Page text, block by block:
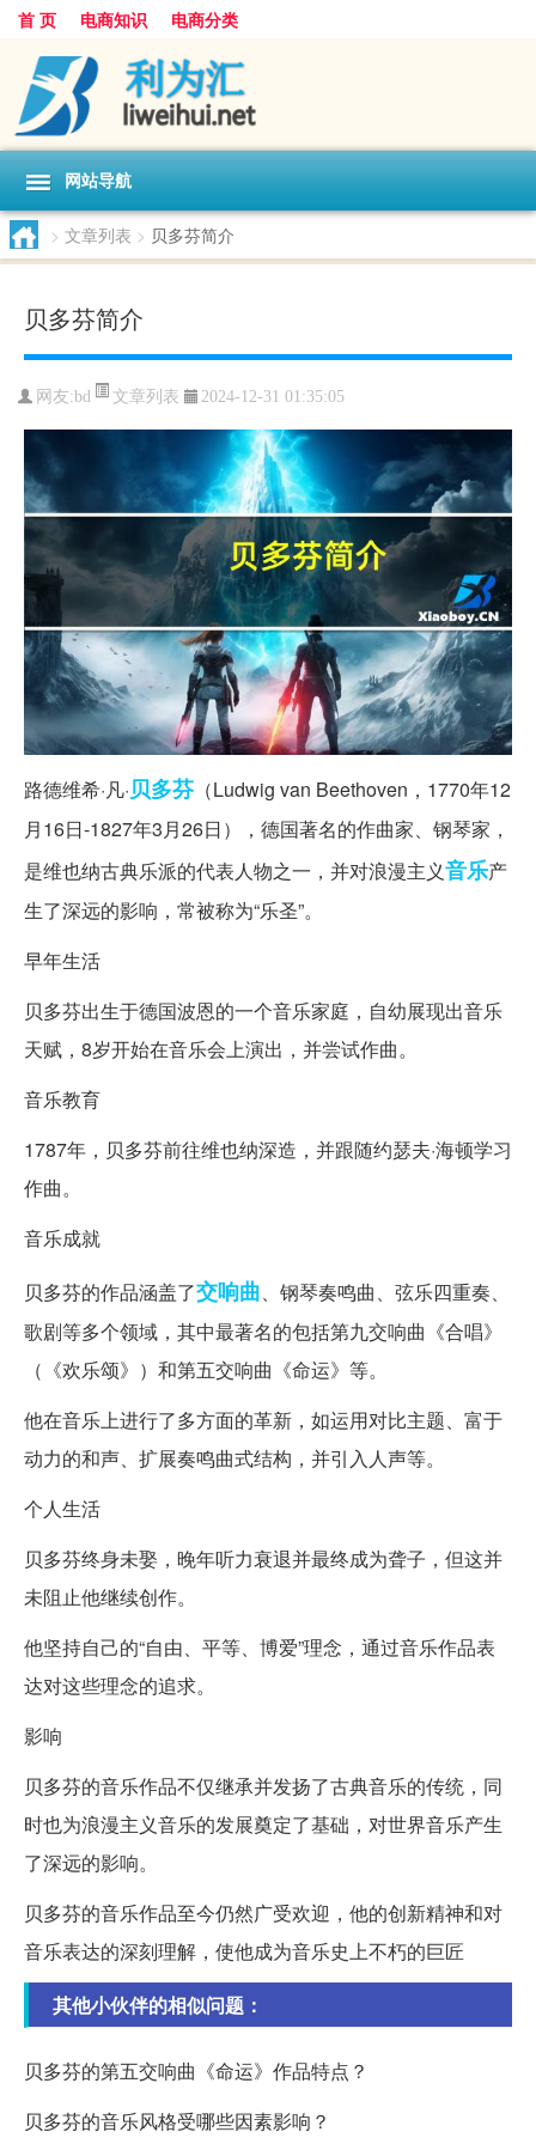
首 页 电商知识 电商分类
网站导航
> 文章列表 > 贝多芬简介
贝多芬简介
网友:bd 文章列表 2024-12-31 01:35:05
路德维希·凡·贝多芬（Ludwig van Beethoven，1770年12
月16日-1827年3月26日），德国著名的作曲家、钢琴家，
是维也纳古典乐派的代表人物之一，并对浪漫主义音乐产
生了深远的影响，常被称为“乐圣”。
早年生活
贝多芬出生于德国波恩的一个音乐家庭，自幼展现出音乐
天赋，8岁开始在音乐会上演出，并尝试作曲。
音乐教育
1787年，贝多芬前往维也纳深造，并跟随约瑟夫·海顿学习
作曲。
音乐成就
贝多芬的作品涵盖了交响曲、钢琴奏鸣曲、弦乐四重奏、
歌剧等多个领域，其中最著名的包括第九交响曲《合唱》
（《欢乐颂》）和第五交响曲《命运》等。
他在音乐上进行了多方面的革新，如运用对比主题、富于
动力的和声、扩展奏鸣曲式结构，并引入人声等。
个人生活
贝多芬终身未娶，晚年听力衰退并最终成为聋子，但这并
未阻止他继续创作。
他坚持自己的“自由、平等、博爱”理念，通过音乐作品表
达对这些理念的追求。
影响
贝多芬的音乐作品不仅继承并发扬了古典音乐的传统，同
时也为浪漫主义音乐的发展奠定了基础，对世界音乐产生
了深远的影响。
贝多芬的音乐作品至今仍然广受欢迎，他的创新精神和对
音乐表达的深刻理解，使他成为音乐史上不朽的巨匠
其他小伙伴的相似问题：
贝多芬的第五交响曲《命运》作品特点？
贝多芬的音乐风格受哪些因素影响？